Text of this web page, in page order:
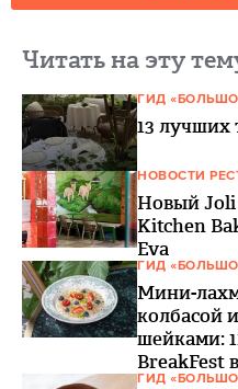
Читать на эту
ГИД
13 лучших
НОВОСТИ
Новый Joli
Kitchen
Eva
ГИД
Мини-
колбасой
шейками:
BreakFest
ГИД